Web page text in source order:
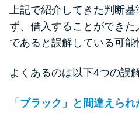
上記で紹介してきた判断
ず、借入することができた
であると誤解している可能
よくあるのは以下4つの誤
「ブラック」と間違えら